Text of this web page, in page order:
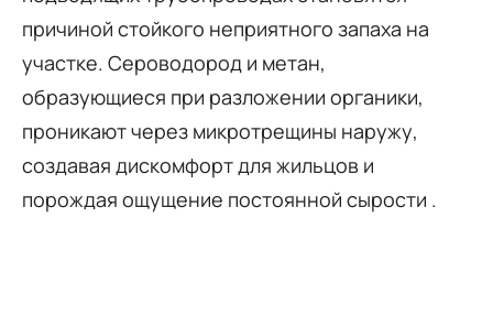
причиной стойкого неприятного запаха на
участке. Сероводород и метан,
образующиеся при разложении органики,
проникают через микротрещины наружу,
создавая дискомфорт для жильцов и
порождая ощущение постоянной сырости .